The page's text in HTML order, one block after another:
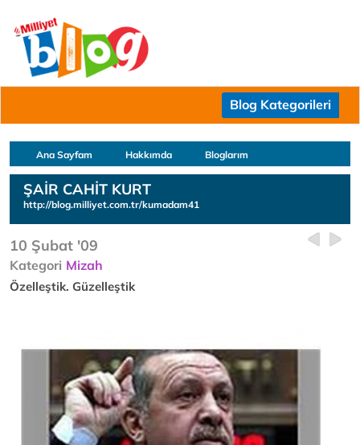
Blog Kategorileri
Ana Sayfam Hakkımda Bloglarım
ŞAİR CAHİT KURT
http://blog.milliyet.com.tr/kumadam41
10 Şubat '09
Kategori Mizah
Özelleştik. Güzelleştik